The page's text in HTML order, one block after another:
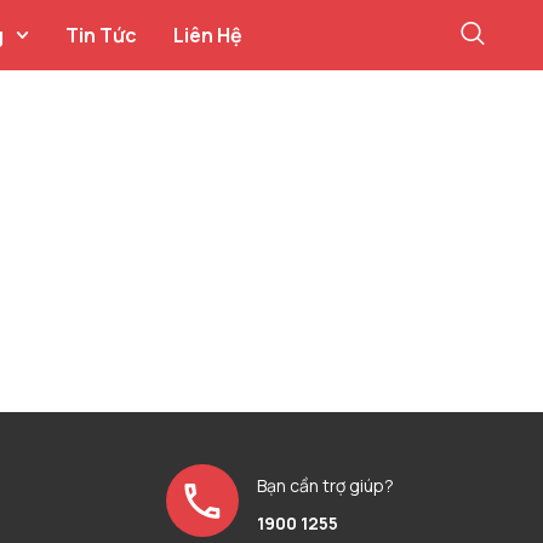
Tin Tức Liên Hệ
Bạn cần trợ giúp?
1900 1255